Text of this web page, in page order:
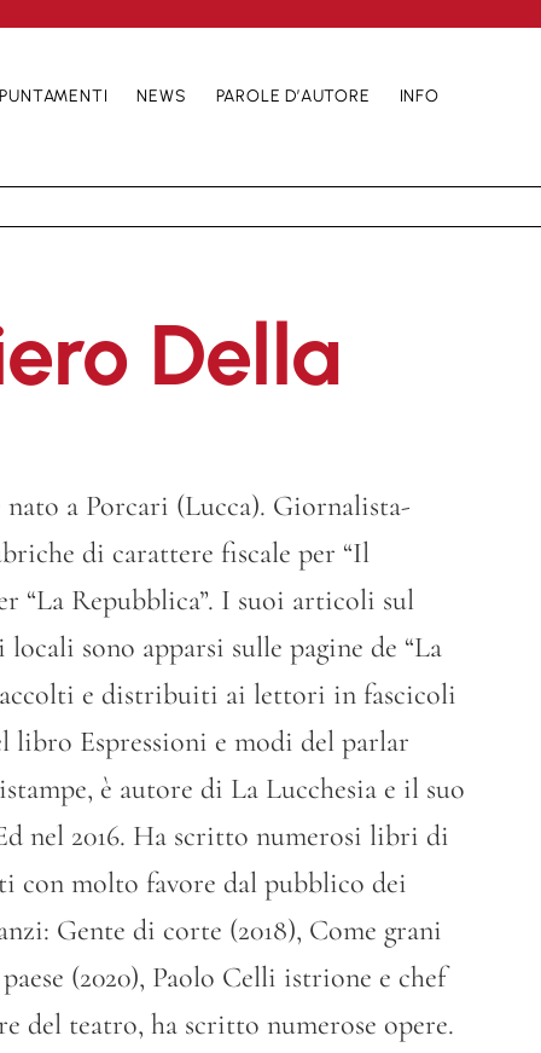
NEWS PAROLE D’AUTORE INFO
Della
a Porcari (Lucca). Giornalista-
di carattere fiscale per “Il
“La Repubblica”. I suoi articoli sul
sono apparsi sulle pagine de “La
e distribuiti ai lettori in fascicoli
libro Espressioni e modi del parlar
è autore di La Lucchesia e il suo
nel 2016. Ha scritto numerosi libri di
con molto favore dal pubblico dei
Gente di corte (2018), Come grani
(2020), Paolo Celli istrione e chef
del teatro, ha scritto numerose opere.